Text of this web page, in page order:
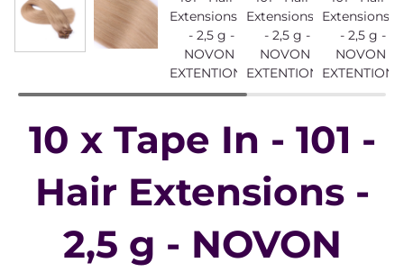
10 x Tape In - 101 -
Hair Extensions -
2,5 g - NOVON